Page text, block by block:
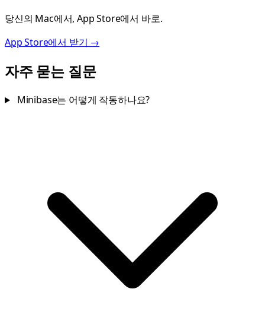
당신의 Mac에서, App Store에서 바로.
App Store에서 받기 →
자주 묻는 질문
Minibase는 어떻게 작동하나요?